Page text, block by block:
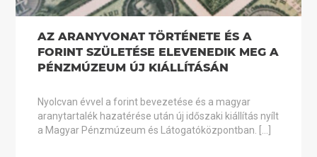
AZ ARANYVONAT TÖRTÉNETE ÉS A
FORINT SZÜLETÉSE ELEVENEDIK MEG A
PÉNZMÚZEUM ÚJ KIÁLLÍTÁSÁN
Nyolcvan évvel a forint bevezetése és a magyar
aranytartalék hazatérése után új időszaki kiállítás nyílt
a Magyar Pénzmúzeum és Látogatóközpontban. […]